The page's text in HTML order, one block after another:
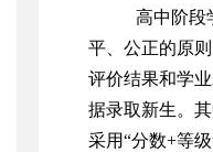
高中阶段
平、公正的原
评价结果和学
据录取新生。
采用“分数+等